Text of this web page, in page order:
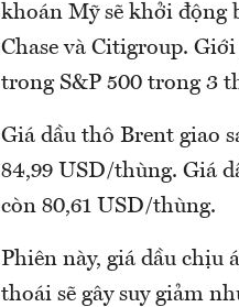
khoán Mỹ sẽ khởi động
Chase và Citigroup.
trong S&P 500 trong 3
Giá dầu thô Brent giao
84,99 USD/thùng. Giá
còn 80,61 USD/thùng.
Phiên này, giá dầu chịu
thoái sẽ gây suy giảm